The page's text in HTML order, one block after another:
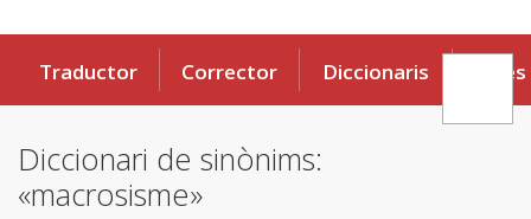
Traductor Corrector Diccionaris Eines
Diccionari de sinònims:
«macrosisme»